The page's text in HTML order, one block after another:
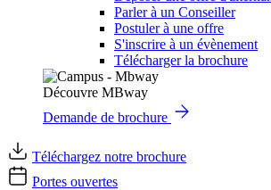
Parler à un Conseiller
Postuler à une offre
S'inscrire à un évènement
Télécharger la brochure
Découvre MBway
Demande de brochure
Téléchargez notre brochure
Portes ouvertes